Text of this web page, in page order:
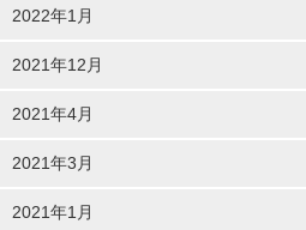
2022年1月
2021年12月
2021年4月
2021年3月
2021年1月